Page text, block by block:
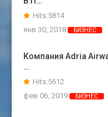
Hits:5814
янв 30, 2018
БИЗНЕС
Компания Adria
…
Hits:5612
фев 06, 2019
БИЗНЕС